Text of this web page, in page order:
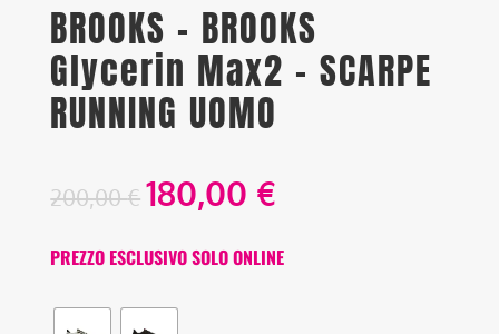
BROOKS – BROOKS
Glycerin Max2 – SCARPE
RUNNING UOMO
200,00€ 180,00 €
PREZZO ESCLUSIVO SOLO ONLINE